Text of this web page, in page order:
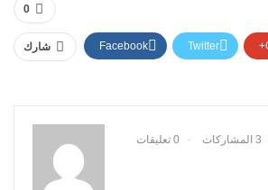
0
شارك Facebook Twitter
3 المشاركات 0 تعليقات